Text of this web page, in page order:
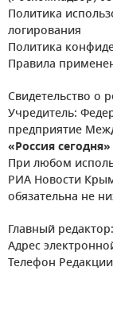
Политика
логирования
Политика
Правила
Свидетельство о
Учредитель:
предприятие
«Россия сегодня»
При любом
РИА Новости
обязательна не
Главный редактор:
Адрес
Телефон